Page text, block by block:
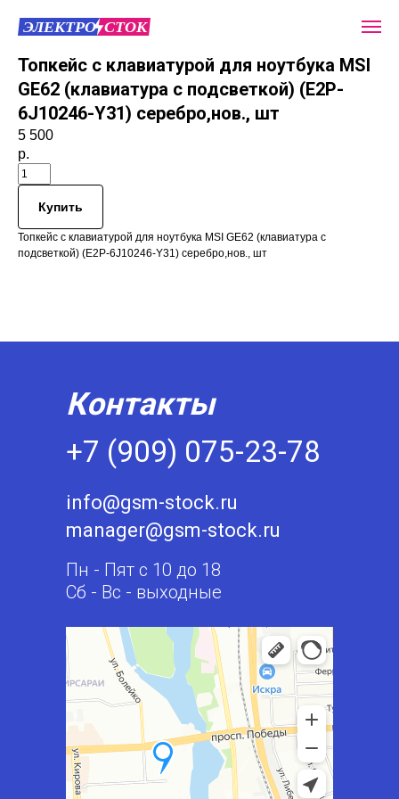
Топкейс с клавиатурой для ноутбука MSI
GE62 (клавиатура с подсветкой) (E2P-
6J10246-Y31) серебро,нов., шт
5 500
р.
Купить
Топкейс с клавиатурой для ноутбука MSI GE62 (клавиатура с
подсветкой) (E2P-6J10246-Y31) серебро,нов., шт
Контакты
Пн - Пят с 10 до 18
Сб - Вс - выходные
info@gsm-stock.ru
manager@gsm-stock.ru
+7 (909) 075-23-78